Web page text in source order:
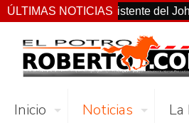
ÚLTIMAS NOTICIAS
el más consistente del John
Inicio Noticias La